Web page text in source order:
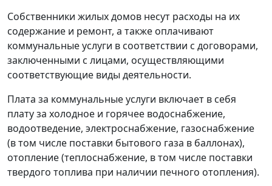
Собственники жилых домов несут расходы на их
содержание и ремонт, а также оплачивают
коммунальные услуги в соответствии с договорами,
заключенными с лицами, осуществляющими
соответствующие виды деятельности.
Плата за коммунальные услуги включает в себя
плату за холодное и горячее водоснабжение,
водоотведение, электроснабжение, газоснабжение
(в том числе поставки бытового газа в баллонах),
отопление (теплоснабжение, в том числе поставки
твердого топлива при наличии печного отопления).